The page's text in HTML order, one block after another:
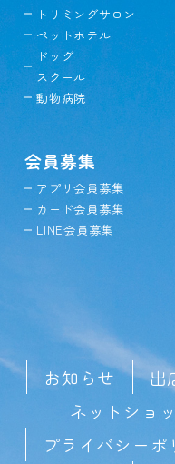
トリミングサロン
ペットホテル
ドッグ
スクール
動物病院
会員募集
アプリ会員募集
カード会員募集
LINE会員募集
お知らせ 出
ネットショ
プライバシーポ